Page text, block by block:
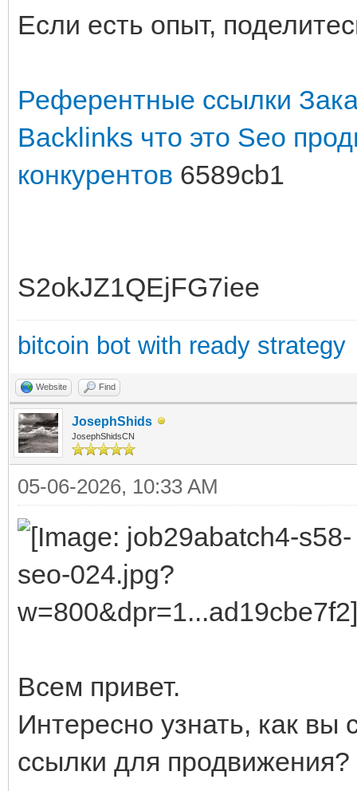
Если есть опыт,
Референтные ссылки
Backlinks что это Seo
конкурентов 6589cb1
S2okJZ1QEjFG7iee
bitcoin bot with ready strategy
Website Find
JosephShids
JosephShidsCN
05-06-2026, 10:33 AM
Всем привет.
Интересно узнать, как вы
ссылки для продвижения?